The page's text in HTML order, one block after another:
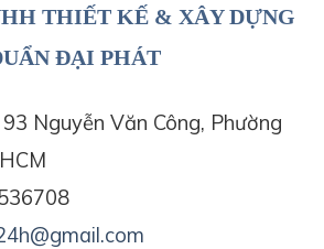
THIẾT KẾ & XÂY DỰNG
ĐẠI PHÁT
Nguyễn Văn Công, Phường